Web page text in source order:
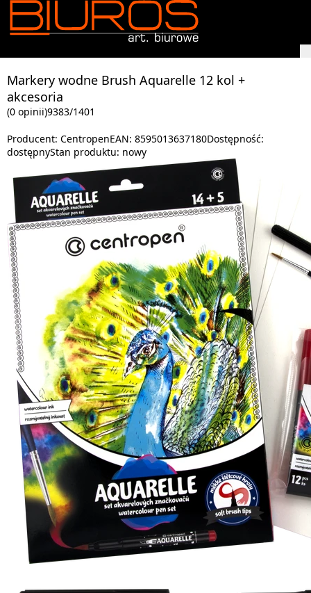
Markery wodne Brush Aquarelle 12 kol +
akcesoria
(0 opinii)9383/1401
Producent: CentropenEAN: 8595013637180Dostępność:
dostępnyStan produktu: nowy